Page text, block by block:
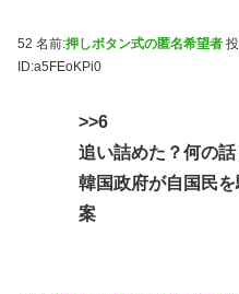
52 名前:押しボタン式の匿名希望者
ID:a5FEoKPi0
>>6
追い詰めた？何の話
韓国政府が自国民
案